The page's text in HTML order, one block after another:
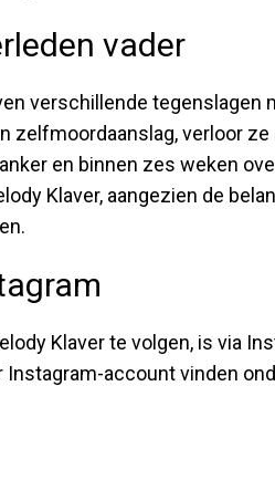
vader
verschillende tegenslagen
zelfmoordaanslag, verloor
en binnen zes weken
Klaver, aangezien de
Klaver te volgen, is via
account vinden